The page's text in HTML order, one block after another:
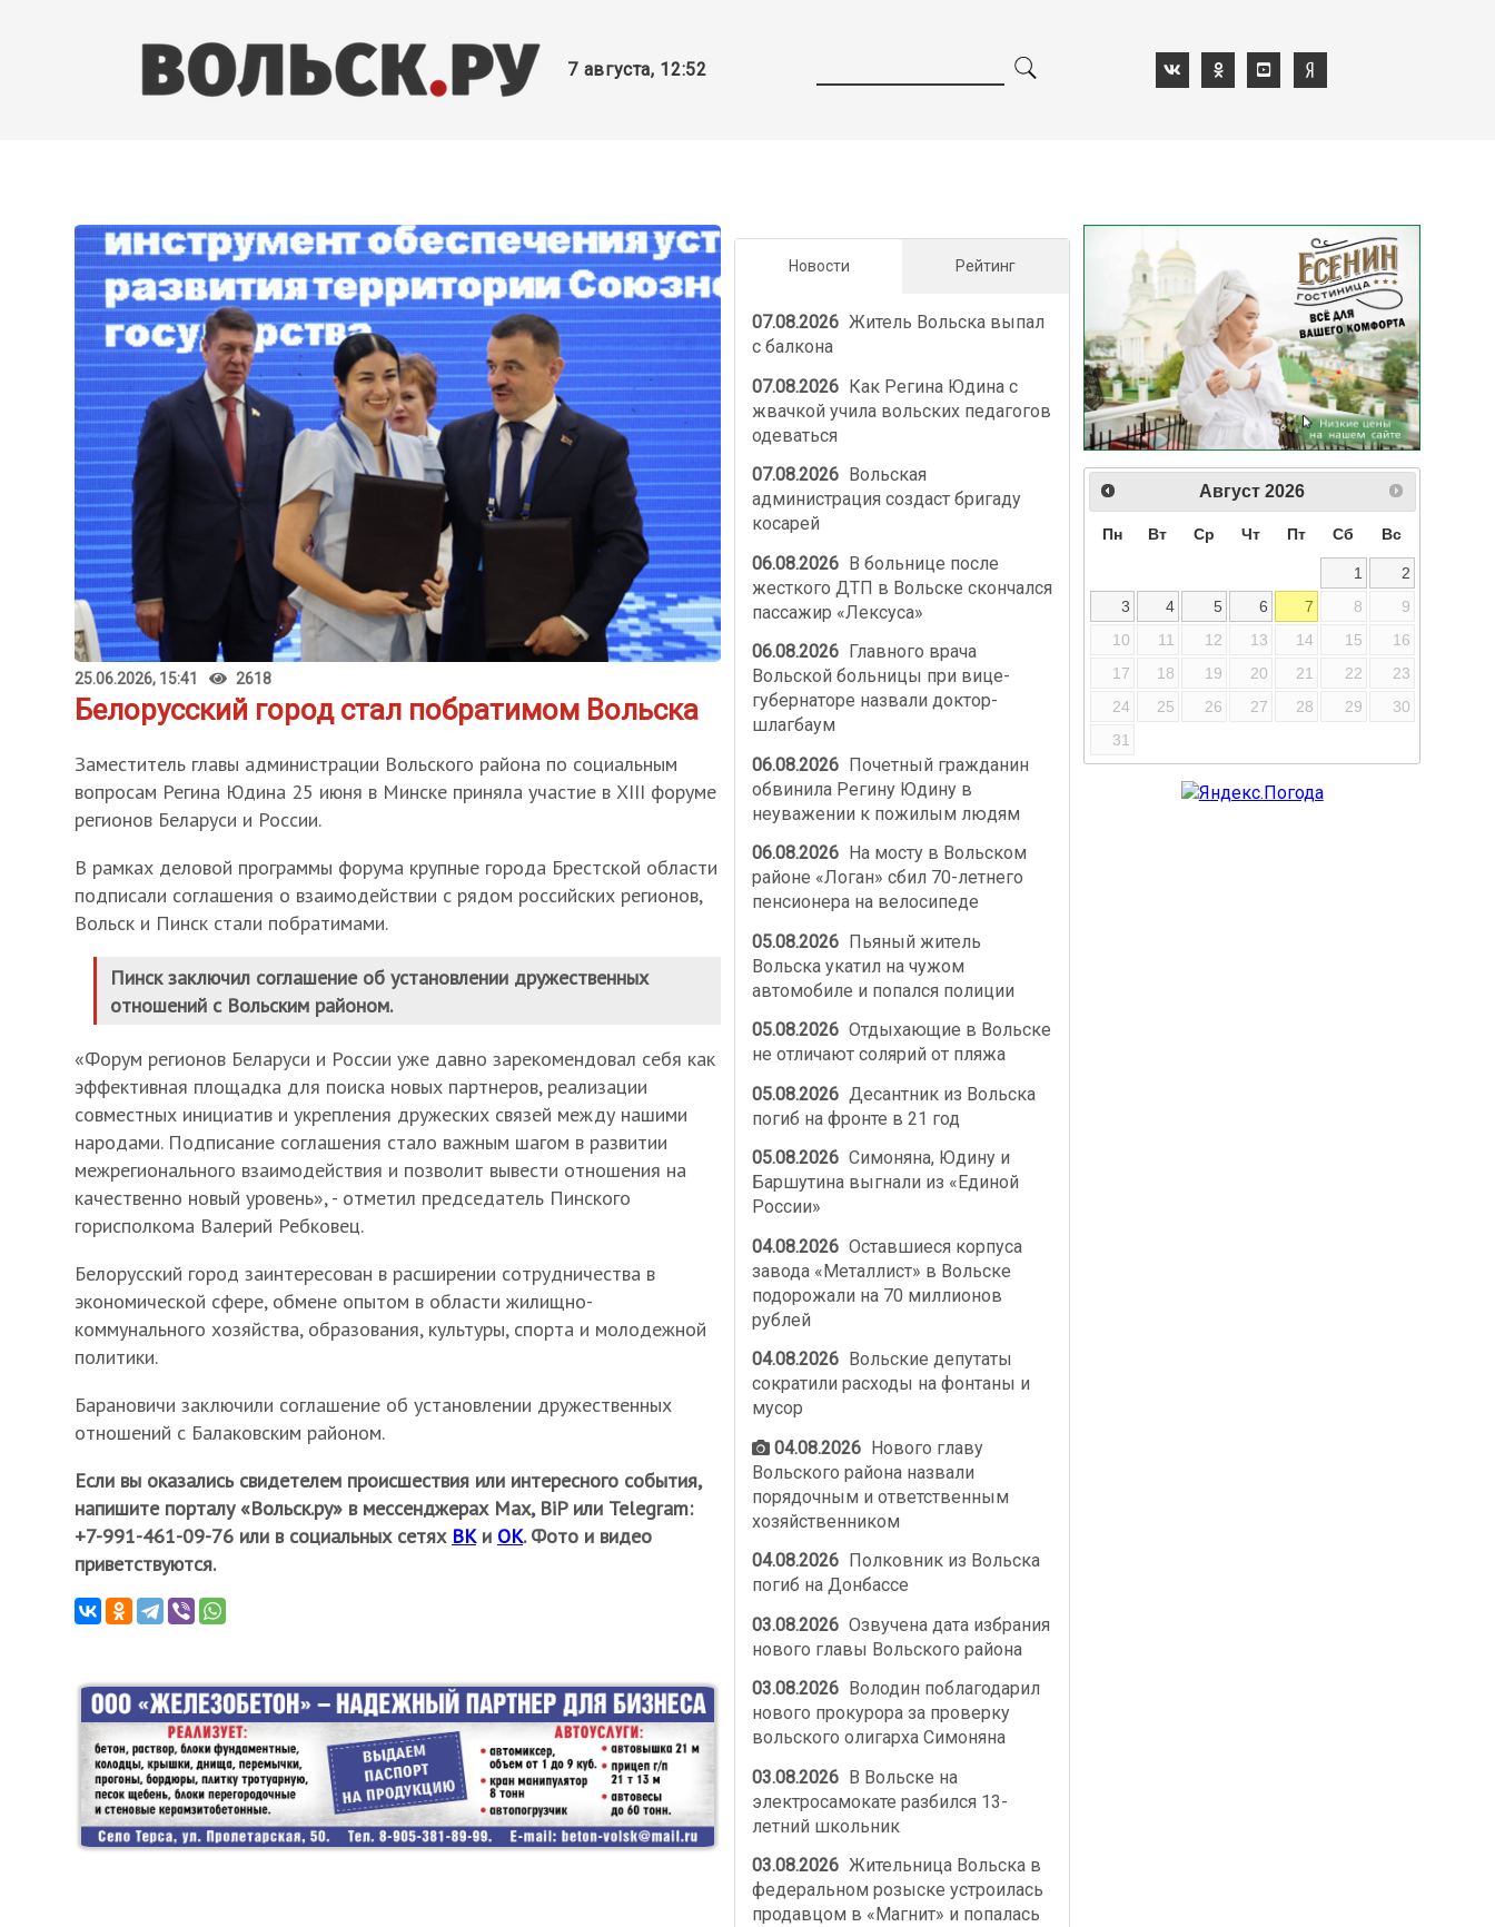
7 августа, 12:52
25.06.2026, 15:41 2618
Белорусский город стал побратимом Вольска
Заместитель главы администрации Вольского района по социальным
вопросам Регина Юдина 25 июня в Минске приняла участие в XIII форуме
регионов Беларуси и России.
В рамках деловой программы форума крупные города Брестской области
подписали соглашения о взаимодействии с рядом российских регионов,
Вольск и Пинск стали побратимами.
Пинск заключил соглашение об установлении дружественных
отношений с Вольским районом.
«Форум регионов Беларуси и России уже давно зарекомендовал себя как
эффективная площадка для поиска новых партнеров, реализации
совместных инициатив и укрепления дружеских связей между нашими
народами. Подписание соглашения стало важным шагом в развитии
межрегионального взаимодействия и позволит вывести отношения на
качественно новый уровень», - отметил председатель Пинского
горисполкома Валерий Ребковец.
Белорусский город заинтересован в расширении сотрудничества в
экономической сфере, обмене опытом в области жилищно-
коммунального хозяйства, образования, культуры, спорта и молодежной
политики.
Барановичи заключили соглашение об установлении дружественных
отношений с Балаковским районом.
Если вы оказались свидетелем происшествия или интересного события,
напишите порталу «Вольск.ру» в мессенджерах Мах, BiP или Telegram:
+7-991-461-09-76 или в социальных сетях ВКи ОК. Фото и видео
приветствуются.
Новости Рейтинг
07.08.2026 Житель Вольска выпал
с балкона
07.08.2026 Как Регина Юдина с
жвачкой учила вольских педагогов
одеваться
07.08.2026
Вольская
администрация создаст бригаду
косарей
06.08.2026 В больнице после
жесткого ДТП в Вольске скончался
пассажир «Лексуса»
06.08.2026
Главного врача
Вольской больницы при вице-
губернаторе назвали доктор-
шлагбаум
06.08.2026 Почетный гражданин
обвинила Регину Юдину в
неуважении к пожилым людям
06.08.2026
На мосту в Вольском
районе «Логан» сбил 70-летнего
пенсионера на велосипеде
05.08.2026 Пьяный житель
Вольска укатил на чужом
автомобиле и попался полиции
05.08.2026 Отдыхающие в Вольске
не отличают солярий от пляжа
05.08.2026 Десантник из Вольска
погиб на фронте в 21 год
05.08.2026 Симоняна, Юдину и
Баршутина выгнали из «Единой
России»
04.08.2026 Оставшиеся корпуса
завода «Металлист» в Вольске
подорожали на 70 миллионов
рублей
04.08.2026
Вольские депутаты
сократили расходы на фонтаны и
мусор
04.08.2026 Нового главу
Вольского района назвали
порядочным и ответственным
хозяйственником
04.08.2026
Полковник из Вольска
погиб на Донбассе
03.08.2026 Озвучена дата избрания
нового главы Вольского района
03.08.2026
Володин поблагодарил
нового прокурора за проверку
вольского олигарха Симоняна
03.08.2026 В Вольске на
электросамокате разбился 13-
летний школьник
03.08.2026 Жительница Вольска в
федеральном розыске устроилась
продавцом в «Магнит» и попалась
Август 2026
Пн Вт Ср Чт Пт Сб Вс
1
2
3
4 5 6 7 8
9
10
11 12 13 14 15
16
17
18 19 20 21 22
23
24
25 26 27 28 29
30
31